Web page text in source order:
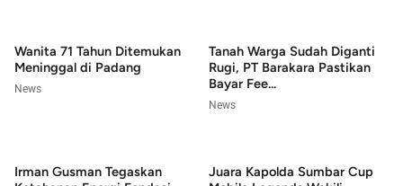
Wanita 71 Tahun Ditemukan
Meninggal di Padang
News
Tanah Warga Sudah Diganti
Rugi, PT Barakara Pastikan
Bayar Fee...
News
Irman Gusman Tegaskan
Juara Kapolda Sumbar Cup